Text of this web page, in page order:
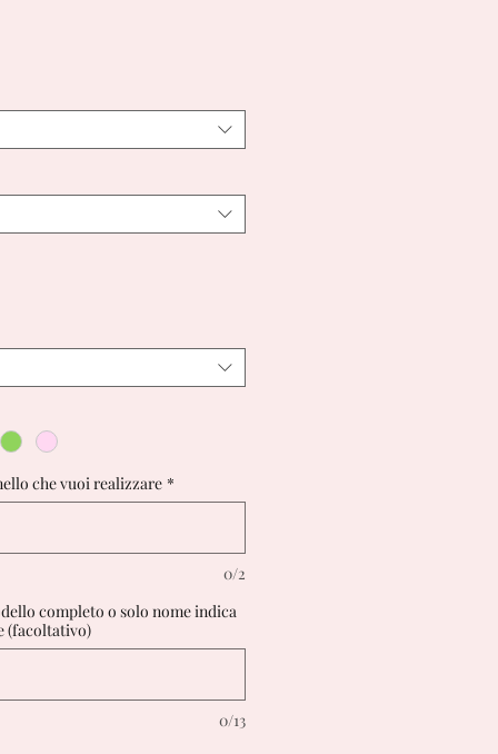
che vuoi realizzare *
0/2
completo o solo nome indica
(facoltativo)
0/13